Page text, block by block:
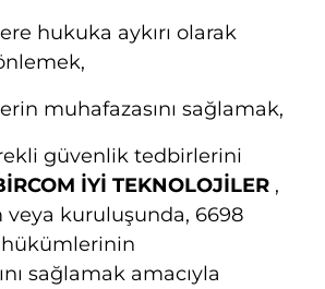
hukuka aykırı olarak
muhafazasını sağlamak,
güvenlik tedbirlerini
İYİ TEKNOLOJİLER ,
kuruluşunda, 6698
hükümlerinin
sağlamak amacıyla